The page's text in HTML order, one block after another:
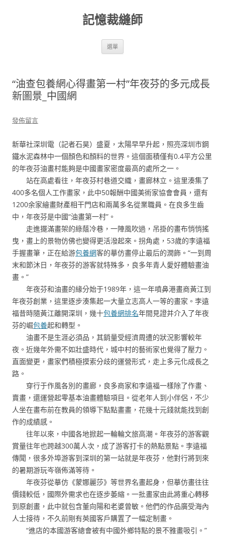
記憶裁縫師
選單
“油查包養網心得畫第一村”年夜芬的多元成長
新圖景_中國網
發佈留言
新華社深圳電（記者石昊）盛夏，太陽早早升起，照亮深圳市鋼
鐵水泥森林中一個顏色和顏料的世界。這個面積僅有0.4平方公里
的年夜芬油畫村能夠是中國畫家密度最高的處所之一。
站在高處看往，年夜芬村巷道交織，畫廊林立。這里湊集了
400多名個人工作畫家，此中50報酬中國美術家協會會員，還有
1200余家繪畫財產相干門店和兩萬多名從業職員。在良多生齒
中，年夜芬是中國“油畫第一村”。
走進擺滿畫架的綠蔭冷巷，一陣風吹過，吊掛的畫布悄悄搖
曳，畫上的景物仿佛也變得更活潑起來。拐角處，53歲的李遠福
手握畫筆，正在給游包養網客的摹仿畫停止最后的潤飾。“一到周
末和節沐日，年夜芬的游客就特殊多，良多年青人愛好體驗畫油
畫。”
年夜芬和油畫的緣分始于1989年，這一年噴鼻港畫商黃江到
年夜芬創業，這里逐步湊集起一大量立志高人一等的畫家。李遠
福昔時隨黃江離開深圳，幾十包養網排名年間見證并介入了年夜
芬的崛包養起和轉型。
油畫不是生涯必須品，其銷量受經濟周遭的狀況影響較年
夜。近幾年外需不如壯盛時代，城中村的藝術家也覺得了壓力。
直面變更，畫家們積極摸索分歧的運營形式，走上多元化成長之
路。
穿行于作風各別的畫廊，良多商家和李遠福一樣除了作畫、
賣畫，還運營起零基本油畫體驗項目。從老年人到小伴侶，不少
人坐在畫布前在教員的領導下點點畫畫，花幾十元錢就能找到創
作的成績感。
往年以來，中國各地掀起一輪輪文旅高潮。年夜芬的游客觀
賞量往年也跨越300萬人次，成了游客打卡的熱點景點。李遠福
傳聞，很多外埠游客到深圳的第一站就是年夜芬，他對行將到來
的暑期游玩岑嶺佈滿等待。
年夜芬從摹仿《蒙娜麗莎》等世界名畫起身，但摹仿畫往往
價錢較低，國際外需求也在逐步萎縮。一批畫家由此將重心轉移
到原創畫，此中就包含董向陽和老婆曾敏。他們的作品廣受海內
人士接待，不久前剛有英國客戶購置了一幅定制畫。
“進店的本國游客總會被有中國外鄉特點的景不雅畫吸引。”